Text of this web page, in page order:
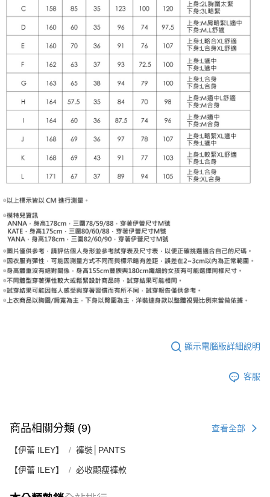
顯示電腦版詳細說明
客服
商品相關分類 (9) 查看全部
【伊蕾 ILEY】 褲裝│PANTS
【伊蕾 ILEY】 必收顯瘦褲款